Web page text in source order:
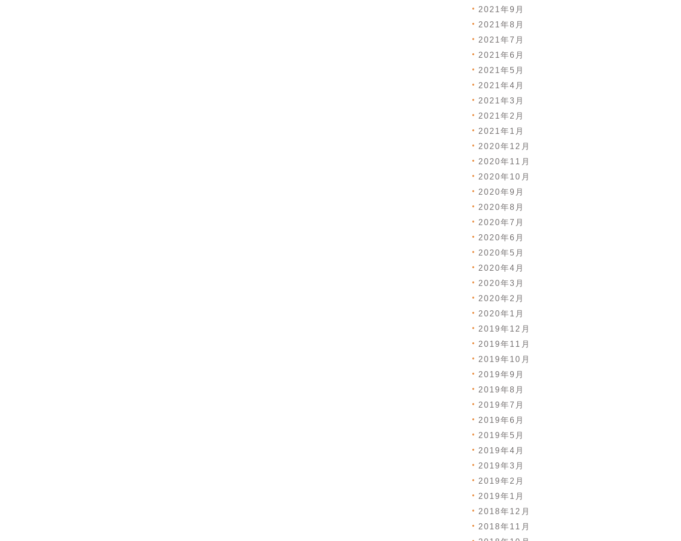
2021年9月
2021年8月
2021年7月
2021年6月
2021年5月
2021年4月
2021年3月
2021年2月
2021年1月
2020年12月
2020年11月
2020年10月
2020年9月
2020年8月
2020年7月
2020年6月
2020年5月
2020年4月
2020年3月
2020年2月
2020年1月
2019年12月
2019年11月
2019年10月
2019年9月
2019年8月
2019年7月
2019年6月
2019年5月
2019年4月
2019年3月
2019年2月
2019年1月
2018年12月
2018年11月